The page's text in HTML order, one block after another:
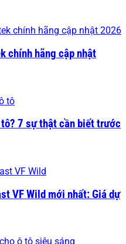
chính hãng cập nhật
tô? 7 sự thật cần biết trước
VF Wild mới nhất: Giá dự